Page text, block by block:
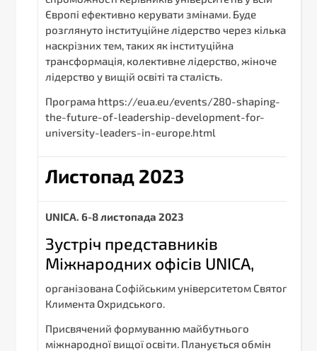
Європі ефективно керувати змінами. Буде
розглянуто інституційне лідерство через кілька
наскрізних тем, таких як інституційна
трансформація, колективне лідерство, жіноче
лідерство у вищій освіті та сталість.
Програма https://eua.eu/events/280-shaping-
the-future-of-leadership-development-for-
university-leaders-in-europe.html
Листопад 2023
UNICA. 6-8 листопада 2023
Зустріч представників
Міжнародних офісів UNICA,
організована Софійським університетом Святого
Климента Охридського.
Присвячений формуванню майбутнього
міжнародної вищої освіти. Планується обмін